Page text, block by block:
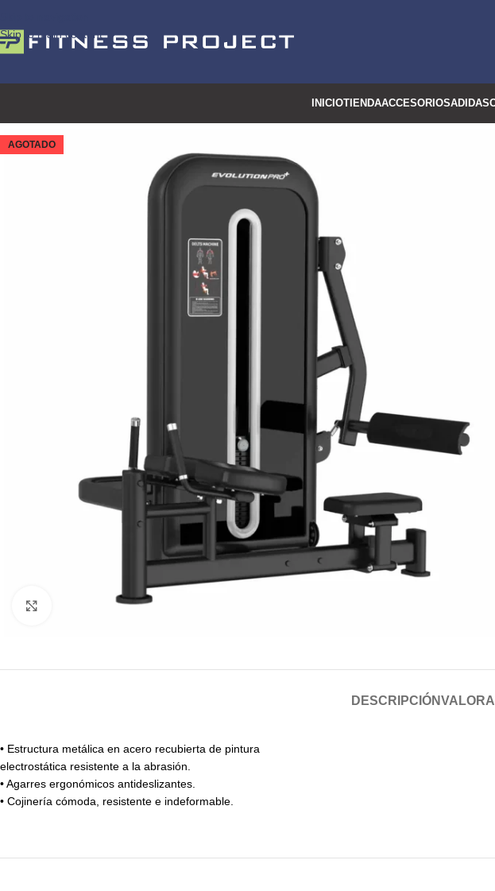
Skip to main content
INICIOTIENDAACCESORIOSADIDAS
AGOTADO
Haga Click para agrandar
DESCRIPCIÓN
• Estructura metálica en acero recubierta de pintura
electrostática resistente a la abrasión.
• Agarres ergonómicos antideslizantes.
• Cojinería cómoda, resistente e indeformable.